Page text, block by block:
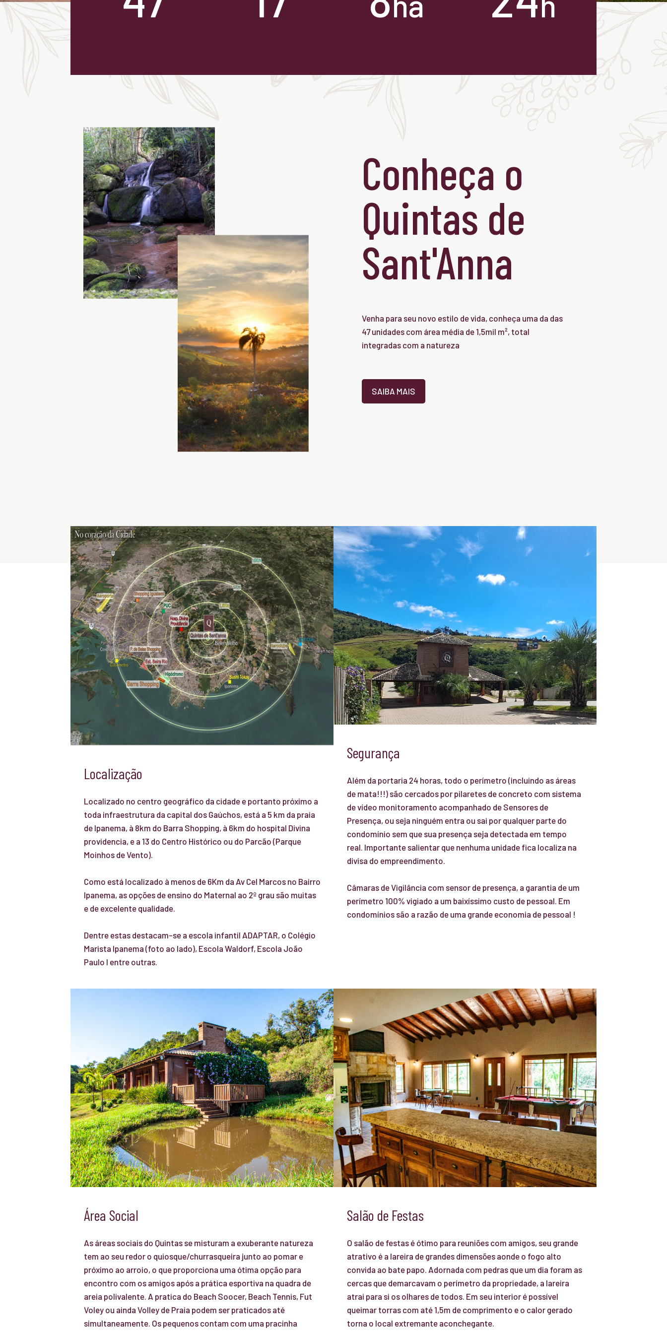
Conheça o
Quintas de
Sant'Anna
Venha para seu novo estilo de vida, conheça uma da das
47 unidades com área média de 1,5mil m², total
integradas com a natureza
SAIBA MAIS
Localização
Localizado no centro geográfico da cidade e portanto próximo a
toda infraestrutura da capital dos Gaúchos, está a 5 km da praia
de Ipanema, à 8km do Barra Shopping, à 6km do hospital Divina
providencia, e a 13 do Centro Histórico ou do Parcão (Parque
Moinhos de Vento).
Como está localizado à menos de 6Km da Av Cel Marcos no Bairro
Ipanema, as opções de ensino do Maternal ao 2º grau são muitas
e de excelente qualidade.
Dentre estas destacam-se a escola infantil ADAPTAR, o Colégio
Marista Ipanema (foto ao lado), Escola Waldorf, Escola João
Paulo I entre outras.
Segurança
Além da portaria 24 horas, todo o perímetro (incluindo as áreas
de mata!!!) são cercados por pilaretes de concreto com sistema
de vídeo monitoramento acompanhado de Sensores de
Presença, ou seja ninguém entra ou sai por qualquer parte do
condomínio sem que sua presença seja detectada em tempo
real. Importante salientar que nenhuma unidade fica localiza na
divisa do empreendimento.
Câmaras de Vigilância com sensor de presença, a garantia de um
perímetro 100% vigiado a um baixíssimo custo de pessoal. Em
condomínios são a razão de uma grande economia de pessoal !
Área Social
As áreas sociais do Quintas se misturam a exuberante natureza
tem ao seu redor o quiosque/churrasqueira junto ao pomar e
próximo ao arroio, o que proporciona uma ótima opção para
encontro com os amigos após a prática esportiva na quadra de
areia polivalente. A pratica do Beach Soocer, Beach Tennis, Fut
Voley ou ainda Volley de Praia podem ser praticados até
simultaneamente. Os pequenos contam com uma pracinha
Salão de Festas
O salão de festas é ótimo para reuniões com amigos, seu grande
atrativo é a lareira de grandes dimensões aonde o fogo alto
convida ao bate papo. Adornada com pedras que um dia foram as
cercas que demarcavam o perímetro da propriedade, a lareira
atrai para si os olhares de todos. Em seu interior é possível
queimar torras com até 1,5m de comprimento e o calor gerado
torna o local extremante aconchegante.